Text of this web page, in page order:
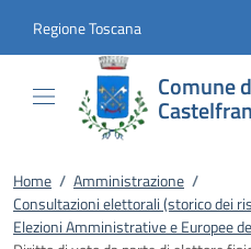
Regione Toscana
Comune
Home / Amministrazione /
Consultazioni elettorali (storico dei
Elezioni Amministrative e Europee